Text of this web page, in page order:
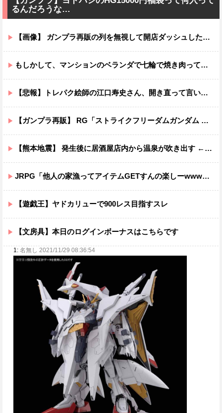
るんだろうな…
【画像】 ガンプラ再販の列を無視して開店ダッシュした客の末路…
もしかして、マンションのベランダで七輪で焼き肉ってダメなの？????
【悲報】トレパク絵師の江口寿史さん、開き直って言い訳してしまう。全く反省してないと話題に
【ガンプラ再販】 RG「ストライクフリーダムガンダム ディアクティブモード」ほか【11時予約開始】
【熊本地震】 発生後に居酒屋店内から温泉が吹き出す ← これ前触れじゃね？
JRPG「他人の家漁ってアイテムGETすんの楽しーwwwww」→欧米で馬鹿にされてしまう
【遊戯王】ヤドカリューで900レス目指すスレ
【文房具】本日のログインボーナスはこちらです
1: 名無し 2021/11/29 08:36:54